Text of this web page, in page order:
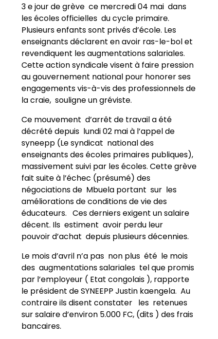
3 e jour de grève ce mercredi 04 mai dans
les écoles officielles du cycle primaire.
Plusieurs enfants sont privés d’école. Les
enseignants déclarent en avoir ras-le-bol et
revendiquent les augmentations salariales.
Cette action syndicale visent à faire pression
au gouvernement national pour honorer ses
engagements vis-à-vis des professionnels de
la craie, souligne un gréviste.
Ce mouvement d’arrêt de travail a été
décrété depuis lundi 02 mai à l’appel de
syneepp (Le syndicat national des
enseignants des écoles primaires publiques),
massivement suivi par les écoles. Cette grève
fait suite à l’échec (présumé) des
négociations de Mbuela portant sur les
améliorations de conditions de vie des
éducateurs. Ces derniers exigent un salaire
décent. Ils estiment avoir perdu leur
pouvoir d’achat depuis plusieurs décennies.
Le mois d’avril n’a pas non plus été le mois
des augmentations salariales tel que promis
par l’employeur ( Etat congolais ), rapporte
le président de SYNEEPP Justin kaengela. Au
contraire ils disent constater les retenues
sur salaire d’environ 5.000 FC, (dits ) des frais
bancaires.